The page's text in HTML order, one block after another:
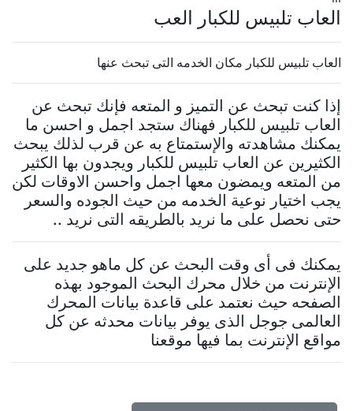
العاب تلبيس للكبار العب
العاب تلبيس للكبار مكان الخدمه التى تبحث عنها
إذا كنت تبحث عن التميز و المتعه فإنك تبحث عن
العاب تلبيس للكبار فهناك ستجد اجمل و احسن ما
يمكنك مشاهدته والإستمتاع به عن قرب لذلك يبحث
الكثيرين عن العاب تلبيس للكبار ويجدون بها الكثير
من المتعه ويمضون معها اجمل واحسن الاوقات لكن
يجب اختيار نوعية الخدمه من حيث الجوده والسعر
حتى نحصل على ما نريد بالطريقه التى نريد ..
يمكنك فى أى وقت البحث عن كل ماهو جديد على
الإنترنت من خلال محرك البحث الموجود بهذه
الصفحه حيث نعتمد على قاعدة بيانات المحرك
العالمى جوجل الذى يوفر بيانات محدثه عن كل
مواقع الإنترنت بما فيها موقعنا